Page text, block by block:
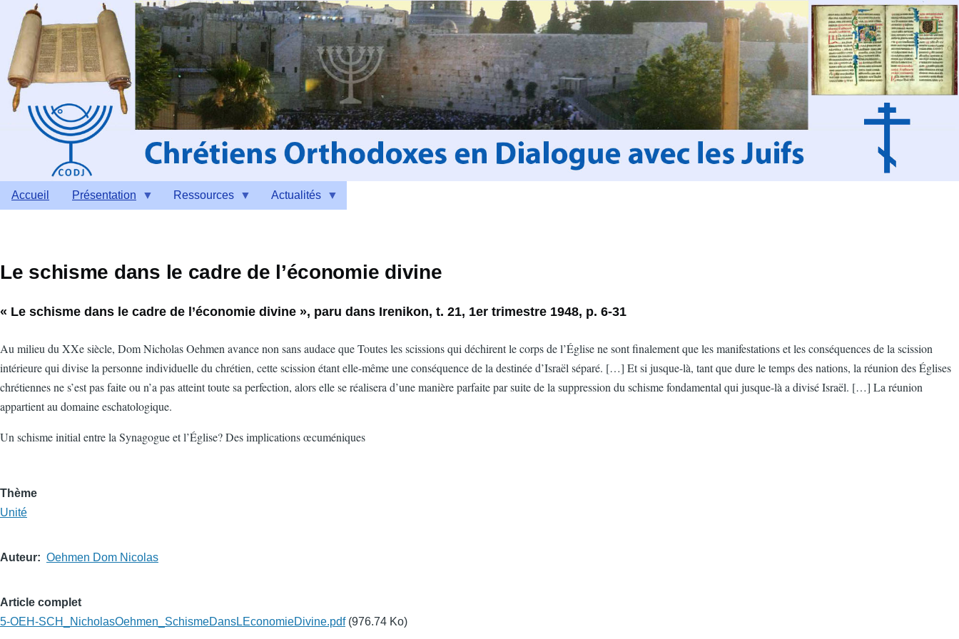
Aller au contenu principal
Accueil Présentation Ressources Actualités
Le schisme dans le cadre de l’économie divine
« Le schisme dans le cadre de l’économie divine », paru dans Irenikon, t. 21, 1er trimestre 1948, p. 6-31
Au milieu du XXe siècle, Dom Nicholas Oehmen avance non sans audace que Toutes les scissions qui déchirent le corps de l’Église ne sont finalement que les manifestations et les conséquences de la scission
intérieure qui divise la personne individuelle du chrétien, cette scission étant elle-même une conséquence de la destinée d’Israël séparé. […] Et si jusque-là, tant que dure le temps des nations, la réunion des Églises
chrétiennes ne s’est pas faite ou n’a pas atteint toute sa perfection, alors elle se réalisera d’une manière parfaite par suite de la suppression du schisme fondamental qui jusque-là a divisé Israël. […] La réunion
appartient au domaine eschatologique.
Un schisme initial entre la Synagogue et l’Église? Des implications œcuméniques
Thème
Unité
Auteur Oehmen Dom Nicolas
Article complet
5-OEH-SCH_NicholasOehmen_SchismeDansLEconomieDivine.pdf (976.74 Ko)